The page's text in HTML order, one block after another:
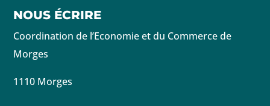
NOUS ÉCRIRE
Coordination de l’Economie et du Commerce de
Morges
1110 Morges